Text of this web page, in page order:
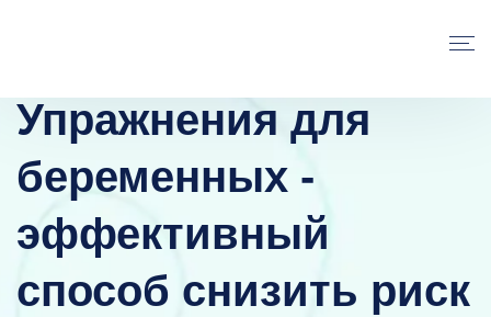
Упражнения для
беременных -
эффективный
способ снизить риск